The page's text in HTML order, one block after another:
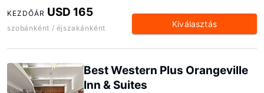
KEZDŐÁR USD 165
szobánként / éjszakánként Kiválasztás
Best Western Plus Orangeville
Inn & Suites